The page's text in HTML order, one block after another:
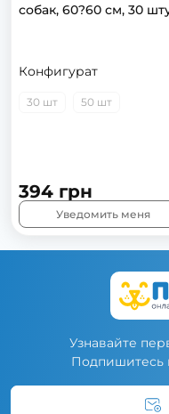
собак, 60?60 см, 30
Конфигурат
30 шт 50 шт
394 грн
Уведомить меня
Узнавайте
Подпишитесь